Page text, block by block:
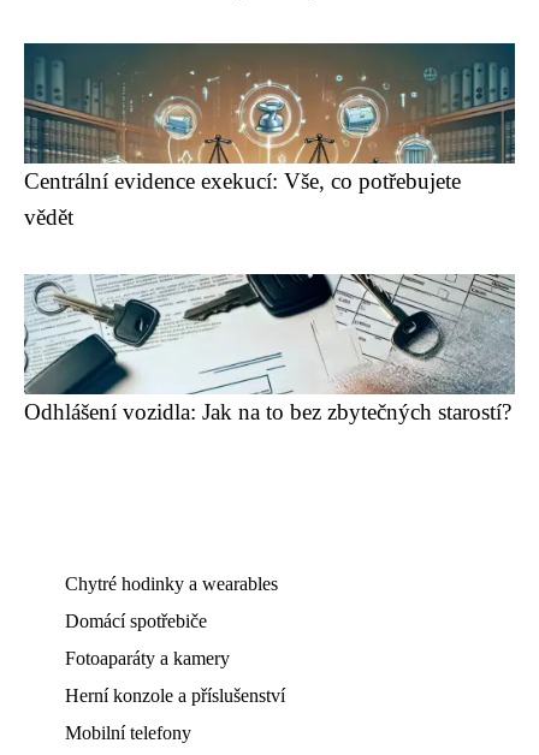
Centrální evidence exekucí: Vše, co potřebujete
vědět
Odhlášení vozidla: Jak na to bez zbytečných starostí?
Chytré hodinky a wearables
Domácí spotřebiče
Fotoaparáty a kamery
Herní konzole a příslušenství
Mobilní telefony